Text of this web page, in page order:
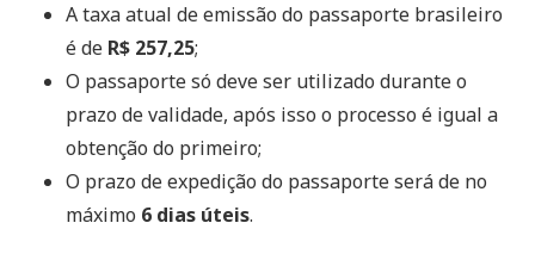
A taxa atual de emissão do passaporte brasileiro
é de R$ 257,25;
O passaporte só deve ser utilizado durante o
prazo de validade, após isso o processo é igual a
obtenção do primeiro;
O prazo de expedição do passaporte será de no
máximo 6 dias úteis.